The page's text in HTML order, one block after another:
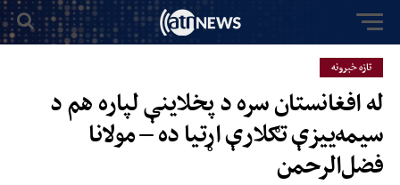
تازه خبرونه
له افغانستان سره د پخلاینې لپاره هم د
سیمه‌ییزې تګلارې اړتیا ده – مولانا
فضل‌الرحمن